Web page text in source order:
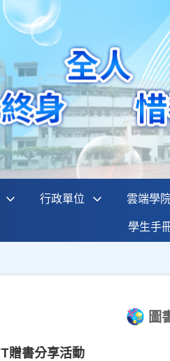
行政單位 雲端學
學生手
圖
贈書分享活動